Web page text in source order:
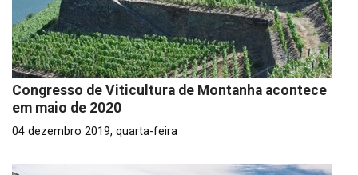
Congresso de Viticultura de Montanha acontece
em maio de 2020
04 dezembro 2019, quarta-feira